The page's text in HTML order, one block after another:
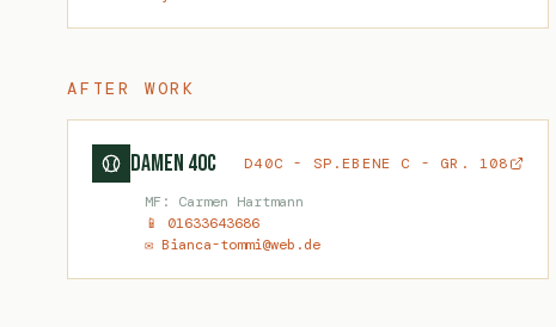
AFTER WORK
Damen 40C
D40C - SP.EBENE C - GR. 108
MF: Carmen Hartmann
📱 01633643686
✉ Bianca-tommi@web.de